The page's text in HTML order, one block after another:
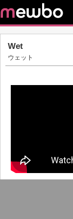
Wet
ウェット